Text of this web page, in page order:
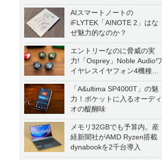
AIスマートノートの
iFLYTEK「AINOTE 2」はな
ぜ魅力的なのか？
エントリーなのに脅威の実
力!「Osprey」Noble Audioワ
イヤレスイヤフォン4機種を
一気に聴く
「A&ultima SP4000T」の魅
力！ポケットに入るオーディ
オの醍醐味
メモリ32GBでも予算内。産
経新聞社がAMD Ryzen搭載
dynabookを2千台導入